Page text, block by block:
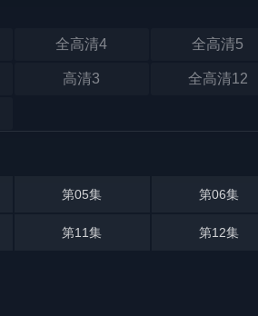
全高清4 全高清5
高清3 全高清12
第05集 第06集
第11集 第12集